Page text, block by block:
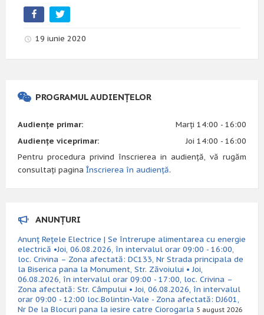
19 iunie 2020
PROGRAMUL AUDIENȚELOR
Audiențe primar:
Marți 14:00 - 16:00
Audiențe viceprimar:
Joi 14:00 - 16:00
Pentru procedura privind înscrierea in audiență, vă rugăm
consultați pagina Înscrierea în audiență.
ANUNȚURI
Anunț Rețele Electrice | Se întrerupe alimentarea cu energie
electrică •Joi, 06.08.2026, în intervalul orar 09:00 - 16:00,
loc. Crivina – Zona afectată: DC133, Nr Strada principala de
la Biserica pana la Monument, Str. Zăvoiului • Joi,
06.08.2026, în intervalul orar 09:00 - 17:00, loc. Crivina –
Zona afectată: Str. Câmpului • Joi, 06.08.2026, în intervalul
orar 09:00 - 12:00 loc.Bolintin-Vale - Zona afectată: DJ601,
Nr De la Blocuri pana la iesire catre Ciorogarla 5 august 2026